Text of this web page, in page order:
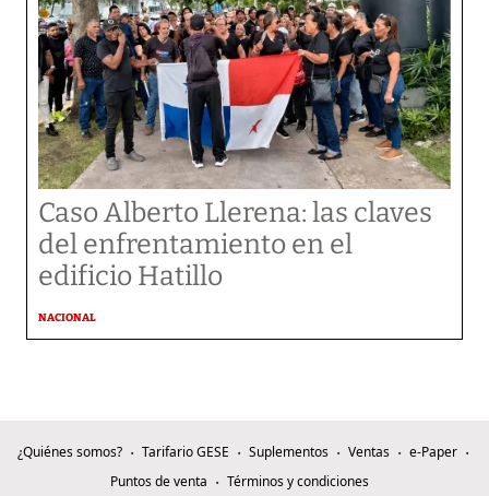
Caso Alberto Llerena: las claves
del enfrentamiento en el
edificio Hatillo
NACIONAL
¿Quiénes somos? Tarifario GESE Suplementos Ventas
e-Paper
Puntos de venta
Términos y condiciones